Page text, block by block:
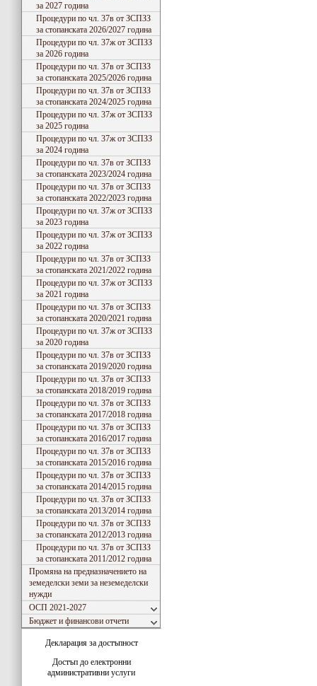
за 2027 година
Процедури по чл. 37в от ЗСПЗЗ
за стопанската 2026/2027 година
Процедури по чл. 37ж от ЗСПЗЗ
за 2026 година
Процедури по чл. 37в от ЗСПЗЗ
за стопанската 2025/2026 година
Процедури по чл. 37в от ЗСПЗЗ
за стопанската 2024/2025 година
Процедури по чл. 37ж от ЗСПЗЗ
за 2025 година
Процедури по чл. 37ж от ЗСПЗЗ
за 2024 година
Процедури по чл. 37в от ЗСПЗЗ
за стопанската 2023/2024 година
Процедури по чл. 37в от ЗСПЗЗ
за стопанската 2022/2023 година
Процедури по чл. 37ж от ЗСПЗЗ
за 2023 година
Процедури по чл. 37ж от ЗСПЗЗ
за 2022 година
Процедури по чл. 37в от ЗСПЗЗ
за стопанската 2021/2022 година
Процедури по чл. 37ж от ЗСПЗЗ
за 2021 година
Процедури по чл. 37в от ЗСПЗЗ
за стопанската 2020/2021 година
Процедури по чл. 37ж от ЗСПЗЗ
за 2020 година
Процедури по чл. 37в от ЗСПЗЗ
за стопанската 2019/2020 година
Процедури по чл. 37в от ЗСПЗЗ
за стопанската 2018/2019 година
Процедури по чл. 37в от ЗСПЗЗ
за стопанската 2017/2018 година
Процедури по чл. 37в от ЗСПЗЗ
за стопанската 2016/2017 година
Процедури по чл. 37в от ЗСПЗЗ
за стопанската 2015/2016 година
Процедури по чл. 37в от ЗСПЗЗ
за стопанската 2014/2015 година
Процедури по чл. 37в от ЗСПЗЗ
за стопанската 2013/2014 година
Процедури по чл. 37в от ЗСПЗЗ
за стопанската 2012/2013 година
Процедури по чл. 37в от ЗСПЗЗ
за стопанската 2011/2012 година
Промяна на предназначението на
земеделски земи за неземеделски
нужди
ОСП 2021-2027
Бюджет и финансови отчети
Декларация за достъпност
Достъп до електронни
административни услуги